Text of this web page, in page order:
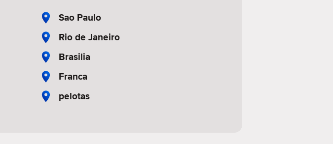
Sao Paulo
Rio de Janeiro
Brasilia
Franca
pelotas